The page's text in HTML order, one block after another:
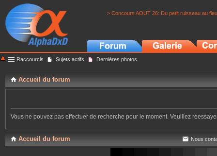
> Concours AOUT 26: Du petit ruisseau au
Raccourcis Sujets actifs Dernières photos
Accueil du forum
Vous ne pouvez pas effectuer de recherche pour le moment. Veuillez
Accueil du forum Nous